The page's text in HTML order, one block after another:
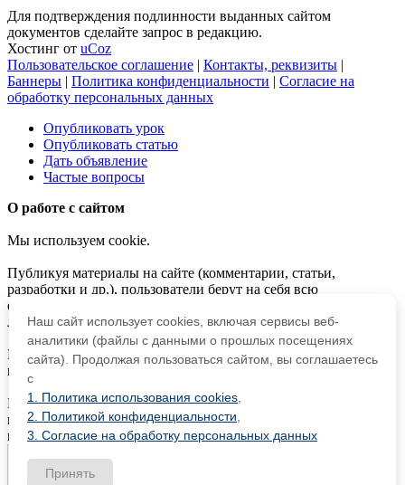
Для подтверждения подлинности выданных сайтом
документов сделайте запрос в редакцию.
Хостинг от uCoz
Пользовательское соглашение | Контакты, реквизиты |
Баннеры | Политика конфиденциальности | Согласие на
обработку персональных данных
Опубликовать урок
Опубликовать статью
Дать объявление
Частые вопросы
О работе с сайтом
Мы используем cookie.
Публикуя материалы на сайте (комментарии, статьи,
разработки и др.), пользователи берут на себя всю
ответственность за содержание материалов и разрешение
любых спорных вопросов с третьми лицами.
При этом редакция сайта готова оказывать всяческую
поддержку как в публикации, так и других вопросах.
Если вы обнаружили, что на нашем сайте незаконно
используются материалы,сообщите администратору
материалы будут удалены.
Наш сайт использует cookies, включая сервисы веб-
аналитики (файлы с данными о прошлых посещениях
сайта). Продолжая пользоваться сайтом, вы соглашаетесь
с
1. Политика использования cookies
2. Политикой конфиденциальности
3. Согласие на обработку персональных данных
Принять